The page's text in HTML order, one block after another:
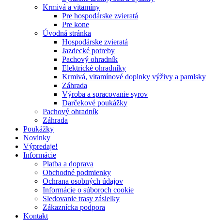
Krmivá a vitamíny
Pre hospodárske zvieratá
Pre kone
Úvodná stránka
Hospodárske zvieratá
Jazdecké potreby
Pachový ohradník
Elektrické ohradníky
Krmivá, vitamínové doplnky výživy a pamlsky
Záhrada
Výroba a spracovanie syrov
Darčekové poukážky
Pachový ohradník
Záhrada
Poukážky
Novinky
Výpredaje!
Informácie
Platba a doprava
Obchodné podmienky
Ochrana osobných údajov
Informácie o súboroch cookie
Sledovanie trasy zásielky
Zákaznícka podpora
Kontakt